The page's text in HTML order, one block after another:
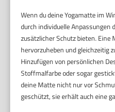
Wenn du deine Yogamatte im
durch individuelle Anpassungen
zusätzlicher Schutz bieten.
hervorzuheben und gleichzeitig
Hinzufügen von persönlichen
Stoffmalfarbe oder sogar
deine Matte nicht nur vor
geschützt, sie erhält auch eine